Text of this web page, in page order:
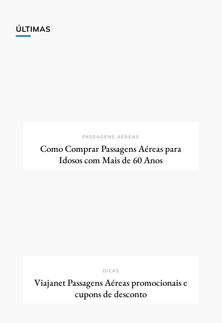
ÚLTIMAS
PASSAGENS AÉREAS
Como Comprar Passagens Aéreas para
Idosos com Mais de 60 Anos
DICAS
Viajanet Passagens Aéreas promocionais e
cupons de desconto